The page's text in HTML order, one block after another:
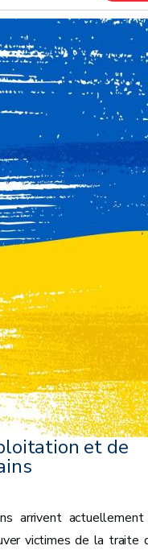
et de
arrivent
victimes de la traite